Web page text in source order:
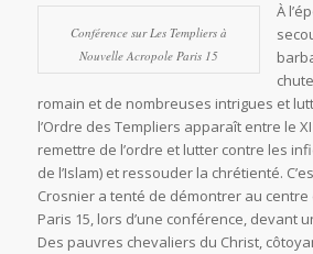
Conférence sur Les Templiers à
Nouvelle Acropole Paris 15
À
romain et de nombreuses intrigues et
l’Ordre des Templiers apparaît entre le
remettre de l’ordre et lutter contre les
de l’Islam) et ressouder la chrétienté.
Crosnier a tenté de démontrer au
Paris 15, lors d’une conférence, devant
Des pauvres chevaliers du Christ,